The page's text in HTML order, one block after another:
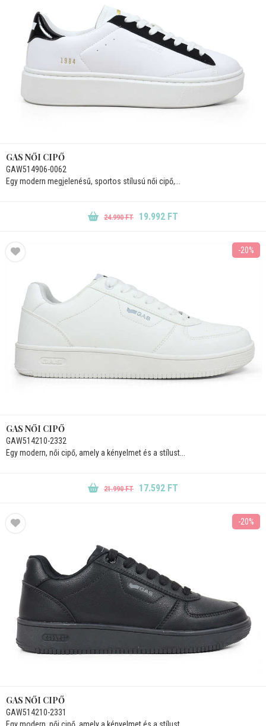
GAS NŐI CIPŐ
GAW514906-0062
Egy modern megjelenésű, sportos stílusú női cipő,...
24.990 FT 19.992 FT
-20%
GAS NŐI CIPŐ
GAW514210-2332
Egy modern, női cipő, amely a kényelmet és a stílust...
21.990 FT 17.592 FT
-20%
GAS NŐI CIPŐ
GAW514210-2331